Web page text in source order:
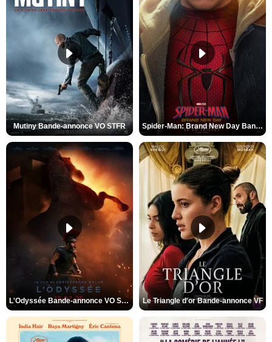
Mutiny Bande-annonce VO STFR Spider-Man: Brand New Day Bande-annonce VO STFR
L'Odyssée Bande-annonce VO STFR Le Triangle d'or Bande-annonce VF